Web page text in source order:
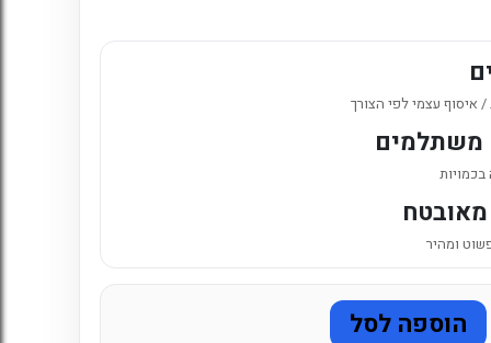
איסוף עצמי לפי הצורך
משתלמים
ומהיר
הוספה לסל